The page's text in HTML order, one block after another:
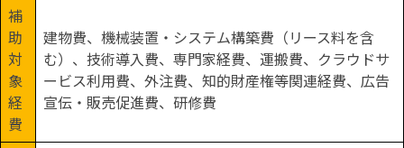
補
助
対
象
経
費
建物費、機械装置・システム構築費（リース料を含
む）、技術導入費、専門家経費、運搬費、クラウドサ
ービス利用費、外注費、知的財産権等関連経費、広告
宣伝・販売促進費、研修費